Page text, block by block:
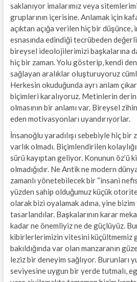
saklanıyor imalarımız veya
gruplarının içerisine. Anlamak için
açıktan açığa verilen hiç bir düşünce,
esnasında edindiği tecrübeden değerli
bireysel ideolojilerimizi başkalarına
hiç bir zaman. Yolu gösterip, kendi
sağlayan aralıklar oluşturuyoruz
Herkesin okuduğunda ayrı anlam
biçimleri karalıyoruz. Metinlerin
olmasının bir anlamı var. Bireysel
eden motivasyonları uyandırıyorlar.
İnsanoğlu yaradılışı sebebiyle hiç bir
varlık olmadı. Biçimlendirilen
sürü kayıptan geliyor. Konunun öz’ü
olmadığıdır. Ne Antik ne modern
zamanlı yönetebilecek bir “insani
yüzden sahip olduğumuz küçük
olarak bizi oyalamak adına, yine bizim
tasarlandılar. Başkalarının karar
kadar ne önemliyiz ne de güçlüyüz.
kibirlerlerimizin vitesini küçültmemiz
bakıldığında var olan manzaranın
leziz bir deneyim sağlıyor. Burunları
seviyesine uygun bir yerde tutmalı,